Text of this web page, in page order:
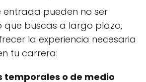
entrada pueden no ser
que buscas a largo plazo,
la experiencia necesaria
tu carrera:
temporales o de medio